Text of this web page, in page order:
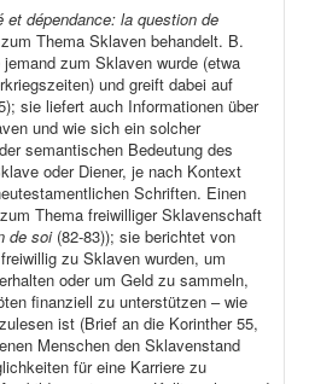
et dépendance: la question de
Thema Sklaven behandelt. B.
zum Sklaven wurde (etwa
und greift dabei auf
sie liefert auch Informationen über
und wie sich ein solcher
semantischen Bedeutung des
oder Diener, je nach Kontext
Schriften. Einen
Thema freiwilliger Sklavenschaft
de soi(82-83)); sie berichtet von
zu Sklaven wurden, um
oder um Geld zu sammeln,
finanziell zu unterstützen – wie
ist (Brief an die Korinther 55,
Menschen den Sklavenstand
für eine Karriere zu